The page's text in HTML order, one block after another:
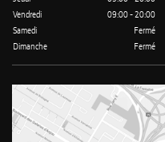
Vendredi
09:00 - 20:00
Samedi
Fermé
Dimanche
Fermé